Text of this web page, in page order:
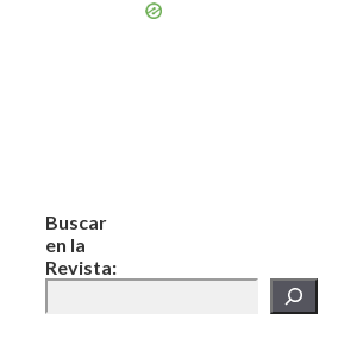
Buscar
en la
Revista: